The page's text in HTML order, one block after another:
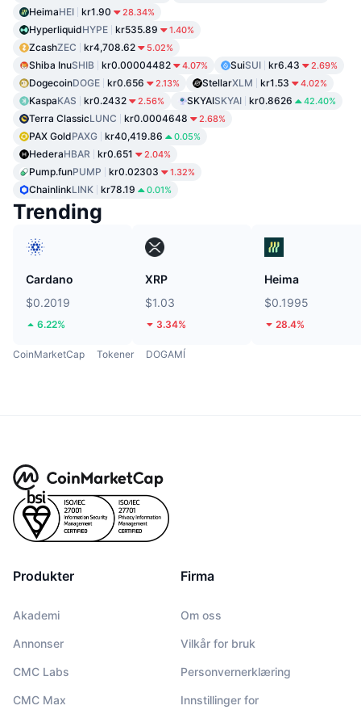
HeimaHEI kr1.90 28.34%
HyperliquidHYPE kr535.89 1.40%
ZcashZEC kr4,708.62 5.02%
Shiba InuSHIB kr0.00004482 4.07% SuiSUI kr6.43 2.69%
DogecoinDOGE kr0.656 2.13% StellarXLM kr1.53 4.02%
KaspaKAS kr0.2432 2.56% SKYAISKYAI kr0.8626 42.40%
Terra ClassicLUNC kr0.0004648 2.68%
PAX GoldPAXG kr40,419.86 0.05%
HederaHBAR kr0.651 2.04%
Pump.funPUMP kr0.02303 1.32%
ChainlinkLINK kr78.19 0.01%
Trending
Cardano
$0.2019
6.22%
XRP
$1.03
3.34%
Heima
$0.1995
28.4%
CoinMarketCap Tokener DOGAMÍ
Produkter
Akademi
Annonser
CMC Labs
CMC Max
Firma
Om oss
Vilkår for bruk
Personvernerklæring
Innstillinger for